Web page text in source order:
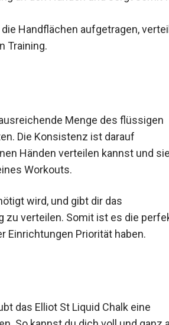
an den Händen und sorgt somit
Handflächen aufgetragen, verteilt
Menge des flüssigen
Die Konsistenz ist darauf
Händen verteilen kannst und sie
wird, und gibt dir das
zu verteilen. Somit ist es die